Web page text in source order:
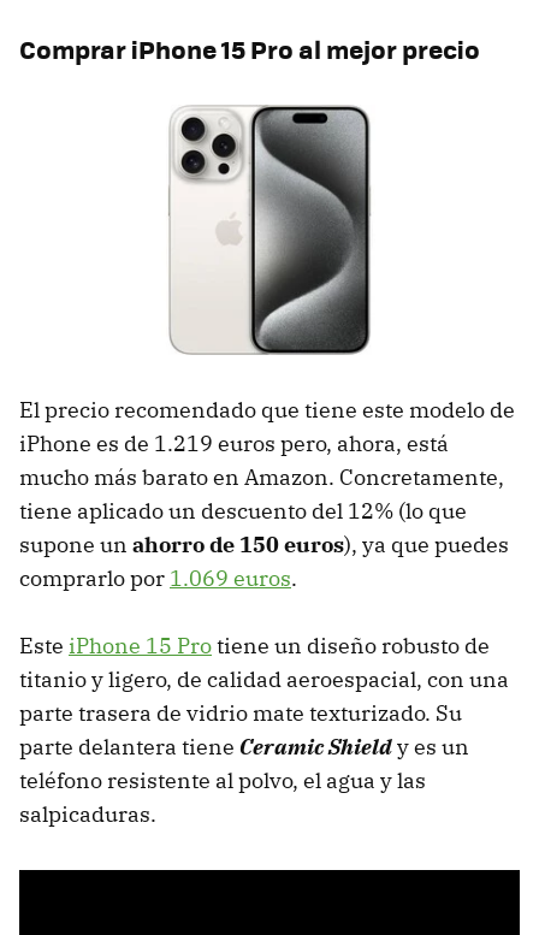
Comprar iPhone 15 Pro al mejor precio
El precio recomendado que tiene este modelo de
iPhone es de 1.219 euros pero, ahora, está
mucho más barato en Amazon. Concretamente,
tiene aplicado un descuento del 12% (lo que
supone un ahorro de 150 euros), ya que puedes
comprarlo por 1.069 euros.
Este iPhone 15 Protiene un diseño robusto de
titanio y ligero, de calidad aeroespacial, con una
parte trasera de vidrio mate texturizado. Su
parte delantera tiene Ceramic Shieldy es un
teléfono resistente al polvo, el agua y las
salpicaduras.